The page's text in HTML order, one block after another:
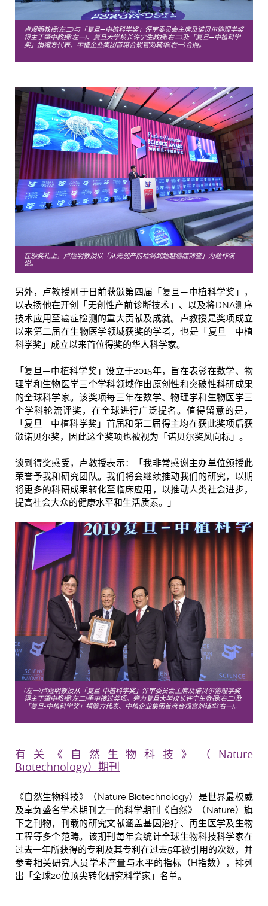
卢煜明教授(左二)与「复旦—中植科学奖」评审委员会主席及诺贝尔物理学奖
得主丁肇中教授(左一)、复旦大学校长许宁生教授(右二)及「复旦—中植科学
奖」捐赠方代表、中植企业集团首席合规官刘辅华(右一)合照。
在颁奖礼上，卢煜明教授以「从无创产前检测到超越癌症筛查」为题作演
说。
另外，卢教授刚于日前获颁第四届「复旦—中植科学奖」，
以表扬他在开创「无创性产前诊断技术」、以及将DNA测序
技术应用至癌症检测的重大贡献及成就。卢教授是奖项成立
以来第二届在生物医学领域获奖的学者，也是「复旦—中植
科学奖」成立以来首位得奖的华人科学家。
「复旦—中植科学奖」设立于2015年，旨在表彰在数学、物
理学和生物医学三个学科领域作出原创性和突破性科研成果
的全球科学家。该奖项每三年在数学、物理学和生物医学三
个学科轮流评奖，在全球进行广泛提名。值得留意的是，
「复旦—中植科学奖」首届和第二届得主均在获此奖项后获
颁诺贝尔奖，因此这个奖项也被视为「诺贝尔奖风向标」。
谈到得奖感受，卢教授表示：「我非常感谢主办单位颁授此
荣誉予我和研究团队。我们将会继续推动我们的研究，以期
将更多的科研成果转化至临床应用，以推动人类社会进步，
提高社会大众的健康水平和生活质素。」
(左一)卢煜明教授从「复旦-中植科学奖」评审委员会主席及诺贝尔物理学奖
得主丁肇中教授(左二)手中接过奖项。旁为复旦大学校长许宁生教授(右二)及
「复旦-中植科学奖」捐赠方代表、中植企业集团首席合规官刘辅华(右一)。
有关《自然生物科技》（Nature
Biotechnology）期刊
《自然生物科技》（Nature Biotechnology）是世界最权威
及享负盛名学术期刊之一的科学期刊《自然》（Nature）旗
下之刊物，刊载的研究文献涵盖基因治疗、再生医学及生物
工程等多个范畴。该期刊每年会统计全球生物科技科学家在
过去一年所获得的专利及其专利在过去5年被引用的次数，并
参考相关研究人员学术产量与水平的指标（H指数），排列
出「全球20位顶尖转化研究科学家」名单。